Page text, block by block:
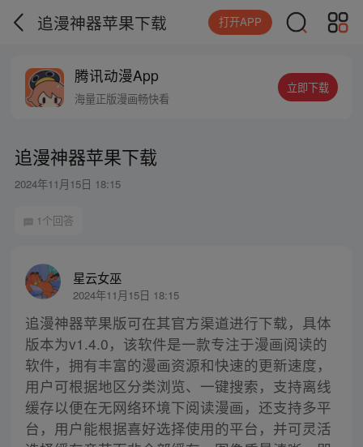
追漫神器苹果下载 打开APP
腾讯动漫App
海量正版漫画畅快看
立即下载
追漫神器苹果下载
2024年11月15日 18:15
1个回答
星云女巫
2024年11月15日 18:15
追漫神器苹果版可在其官方渠道进行下载，具体
版本为v1.4.0，该软件是一款专注于漫画阅读的
软件，拥有丰富的漫画资源和快速的更新速度，
用户可根据地区分类浏览、一键搜索，支持离线
缓存以便在无网络环境下阅读漫画，还支持多平
台，用户能根据喜好选择使用的平台，并可灵活